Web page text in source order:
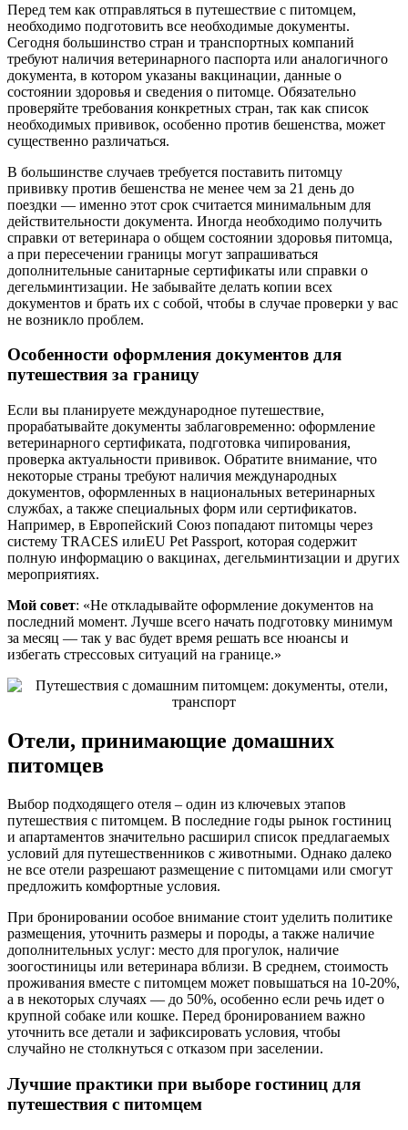
Перед тем как отправляться в путешествие с питомцем,
необходимо подготовить все необходимые документы.
Сегодня большинство стран и транспортных компаний
требуют наличия ветеринарного паспорта или аналогичного
документа, в котором указаны вакцинации, данные о
состоянии здоровья и сведения о питомце. Обязательно
проверяйте требования конкретных стран, так как список
необходимых прививок, особенно против бешенства, может
существенно различаться.
В большинстве случаев требуется поставить питомцу
прививку против бешенства не менее чем за 21 день до
поездки — именно этот срок считается минимальным для
действительности документа. Иногда необходимо получить
справки от ветеринара о общем состоянии здоровья питомца,
а при пересечении границы могут запрашиваться
дополнительные санитарные сертификаты или справки о
дегельминтизации. Не забывайте делать копии всех
документов и брать их с собой, чтобы в случае проверки у вас
не возникло проблем.
Особенности оформления документов для
путешествия за границу
Если вы планируете международное путешествие,
прорабатывайте документы заблаговременно: оформление
ветеринарного сертификата, подготовка чипирования,
проверка актуальности прививок. Обратите внимание, что
некоторые страны требуют наличия международных
документов, оформленных в национальных ветеринарных
службах, а также специальных форм или сертификатов.
Например, в Европейский Союз попадают питомцы через
систему TRACES илиEU Pet Passport, которая содержит
полную информацию о вакцинах, дегельминтизации и других
мероприятиях.
Мой совет: «Не откладывайте оформление документов на
последний момент. Лучше всего начать подготовку минимум
за месяц — так у вас будет время решать все нюансы и
избегать стрессовых ситуаций на границе.»
Отели, принимающие домашних
питомцев
Выбор подходящего отеля – один из ключевых этапов
путешествия с питомцем. В последние годы рынок гостиниц
и апартаментов значительно расширил список предлагаемых
условий для путешественников с животными. Однако далеко
не все отели разрешают размещение с питомцами или смогут
предложить комфортные условия.
При бронировании особое внимание стоит уделить политике
размещения, уточнить размеры и породы, а также наличие
дополнительных услуг: место для прогулок, наличие
зоогостиницы или ветеринара вблизи. В среднем, стоимость
проживания вместе с питомцем может повышаться на 10-20%,
а в некоторых случаях — до 50%, особенно если речь идет о
крупной собаке или кошке. Перед бронированием важно
уточнить все детали и зафиксировать условия, чтобы
случайно не столкнуться с отказом при заселении.
Лучшие практики при выборе гостиниц для
путешествия с питомцем